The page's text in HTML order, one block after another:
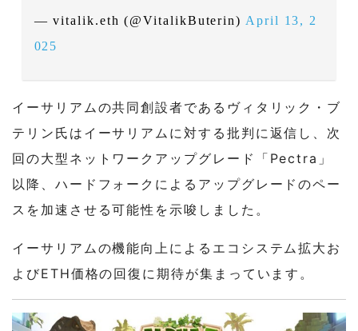
— vitalik.eth (@VitalikButerin) April 13, 2
025
イーサリアムの共同創設者であるヴィタリック・ブ
テリン氏はイーサリアムに対する批判に返信し、次
回の大型ネットワークアップグレード「Pectra」
以降、ハードフォークによるアップグレードのペー
スを加速させる可能性を示唆しました。
イーサリアムの機能向上によるエコシステム拡大お
よびETH価格の回復に期待が集まっています。